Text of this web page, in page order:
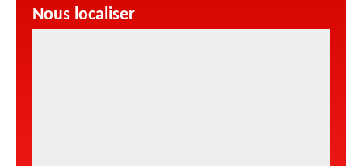
Nous localiser